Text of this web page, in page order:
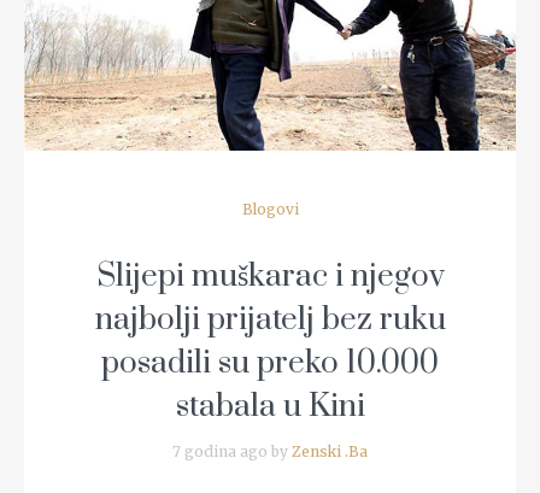
READ MORE
Blogovi
Slijepi muškarac i njegov
najbolji prijatelj bez ruku
posadili su preko 10.000
stabala u Kini
7 godina ago by Zenski .Ba